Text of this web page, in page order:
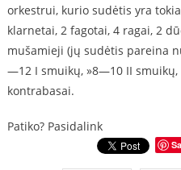
orkestrui, kurio sudėtis yra
klarnetai, 2 fagotai, 4 ragai, 2
mušamieji (jų sudėtis pareina
—12 I smuikų, »8—10 II
kontrabasai.
Patiko? Pasidalink